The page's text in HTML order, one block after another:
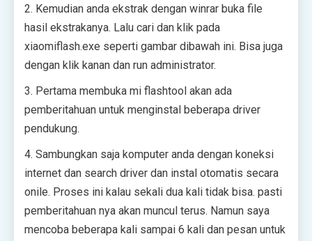
2. Kemudian anda ekstrak dengan winrar buka file
hasil ekstrakanya. Lalu cari dan klik pada
xiaomiflash.exe seperti gambar dibawah ini. Bisa juga
dengan klik kanan dan run administrator.
3. Pertama membuka mi flashtool akan ada
pemberitahuan untuk menginstal beberapa driver
pendukung.
4. Sambungkan saja komputer anda dengan koneksi
internet dan search driver dan instal otomatis secara
onile. Proses ini kalau sekali dua kali tidak bisa. pasti
pemberitahuan nya akan muncul terus. Namun saya
mencoba beberapa kali sampai 6 kali dan pesan untuk